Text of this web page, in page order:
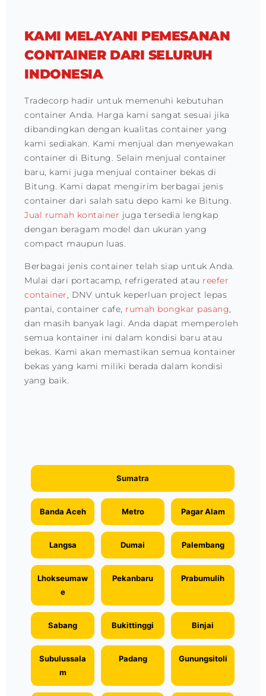
KAMI MELAYANI PEMESANAN
CONTAINER DARI SELURUH
INDONESIA
Tradecorp hadir untuk memenuhi kebutuhan
container Anda. Harga kami sangat sesuai jika
dibandingkan dengan kualitas container yang
kami sediakan. Kami menjual dan menyewakan
container di Bitung. Selain menjual container
baru, kami juga menjual container bekas di
Bitung. Kami dapat mengirim berbagai jenis
container dari salah satu depo kami ke Bitung.
Jual rumah kontainer juga tersedia lengkap
dengan beragam model dan ukuran yang
compact maupun luas.
Berbagai jenis container telah siap untuk Anda.
Mulai dari portacamp, refrigerated atau reefer
container, DNV untuk keperluan project lepas
pantai, container cafe, rumah bongkar pasang,
dan masih banyak lagi. Anda dapat memperoleh
semua kontainer ini dalam kondisi baru atau
bekas. Kami akan memastikan semua kontainer
bekas yang kami miliki berada dalam kondisi
yang baik.
Sumatra
Banda Aceh Metro Pagar Alam
Langsa Dumai Palembang
Lhokseumaw
e
Pekanbaru Prabumulih
Sabang Bukittinggi Binjai
Subulussala
m
Padang Gunungsitoli